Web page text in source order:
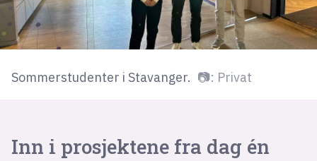
Sommerstudenter i Stavanger. 📷: Privat
Inn i prosjektene fra dag én